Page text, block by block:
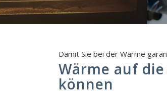
Damit Sie bei der Wärme
Wärme auf
können